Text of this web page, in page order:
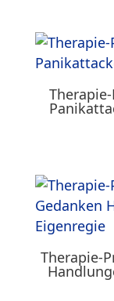
Therapie-